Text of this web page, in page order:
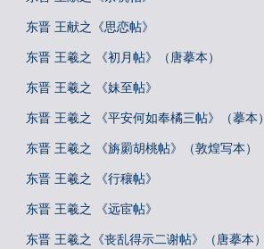
东晋 王献之《思恋帖》
东晋 王羲之 《初月帖》（唐摹本）
东晋 王羲之 《妹至帖》
东晋 王羲之 《平安何如奉橘三帖》（摹本）
东晋 王羲之 《旃罽胡桃帖》（敦煌写本）
东晋 王羲之 《行穰帖》
东晋 王羲之 《远宦帖》
东晋 王羲之《丧乱得示二谢帖》（唐摹本）